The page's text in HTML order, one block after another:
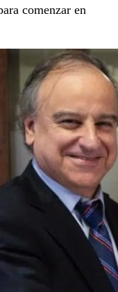
comenzar en